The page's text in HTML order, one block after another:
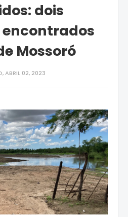
dois
encontrados
Mossoró
ABRIL 02, 2023